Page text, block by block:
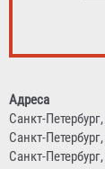
Адреса
Санкт-Петербург,
Санкт-Петербург,
Санкт-Петербург,